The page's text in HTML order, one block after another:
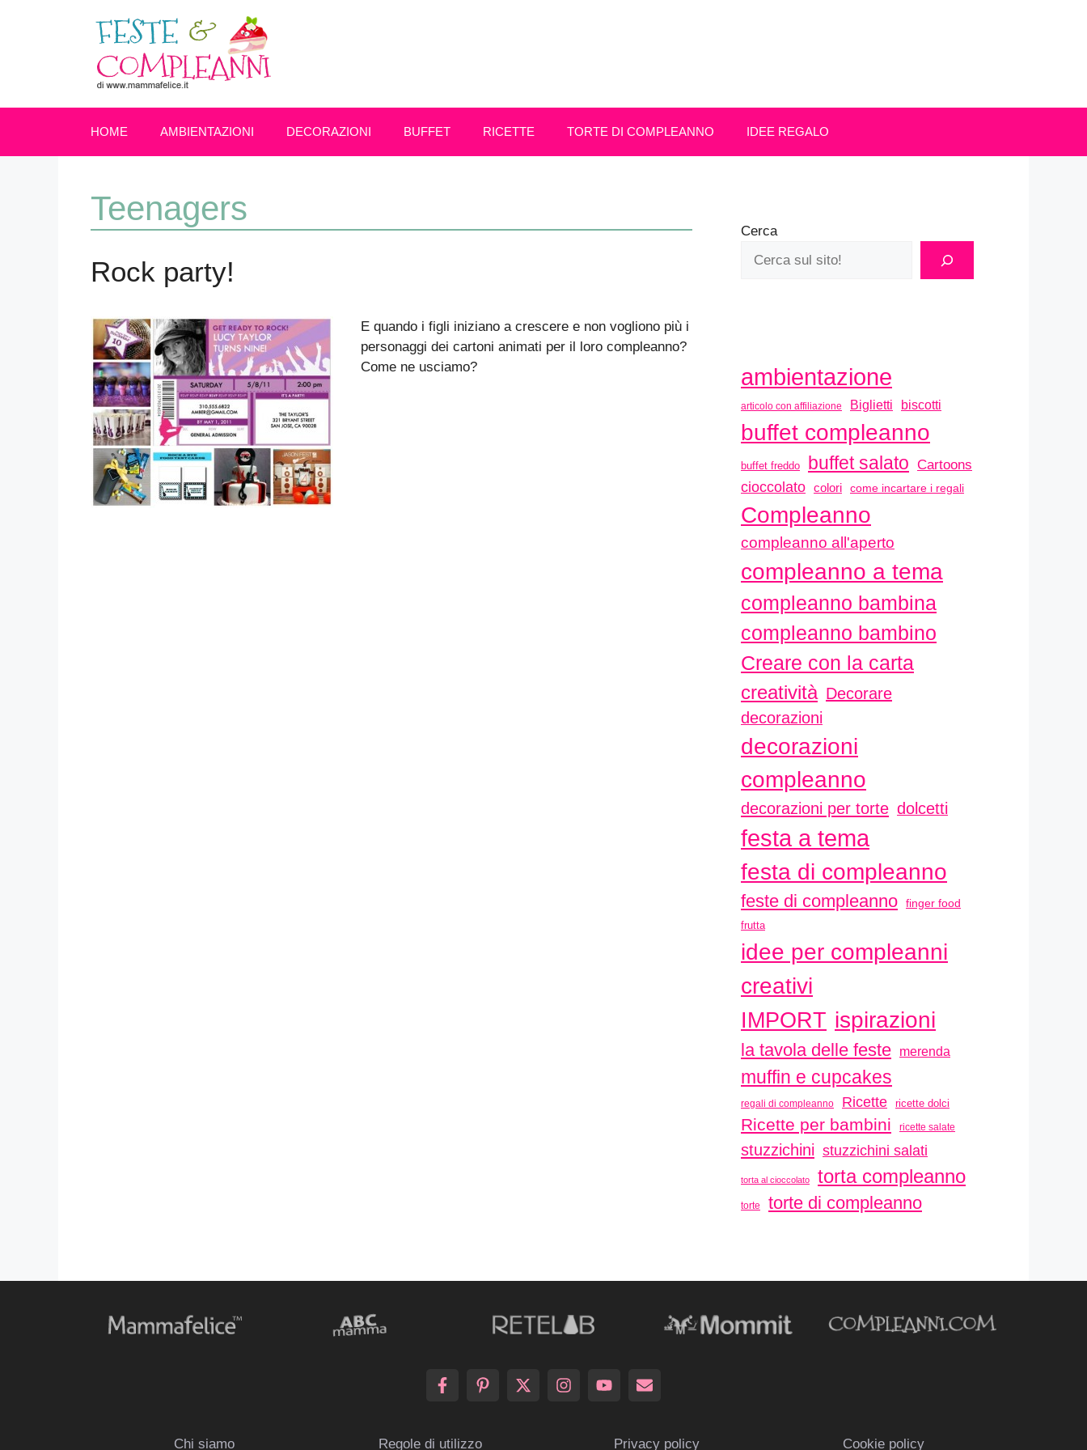
HOME AMBIENTAZIONI DECORAZIONI BUFFET RICETTE TORTE DI COMPLEANNO IDEE REGALO
Teenagers
Rock party!
E quando i figli iniziano a crescere e non vogliono più i
personaggi dei cartoni animati per il loro compleanno?
Come ne usciamo?
Cerca
ambientazione
articolo con affiliazione Biglietti biscotti
buffet compleanno
buffet freddo buffet salato Cartoons
cioccolato colori come incartare i regali
Compleanno
compleanno all'aperto
compleanno a tema
compleanno bambina
compleanno bambino
Creare con la carta
creatività Decorare
decorazioni
decorazioni
compleanno
decorazioni per torte dolcetti
festa a tema
festa di compleanno
feste di compleanno finger food
frutta
idee per compleanni
creativi
IMPORT ispirazioni
la tavola delle feste merenda
muffin e cupcakes
regali di compleanno Ricette ricette dolci
Ricette per bambini ricette salate
stuzzichini stuzzichini salati
torta al cioccolato torta compleanno
torte torte di compleanno
Chi siamo Regole di utilizzo Privacy policy Cookie policy